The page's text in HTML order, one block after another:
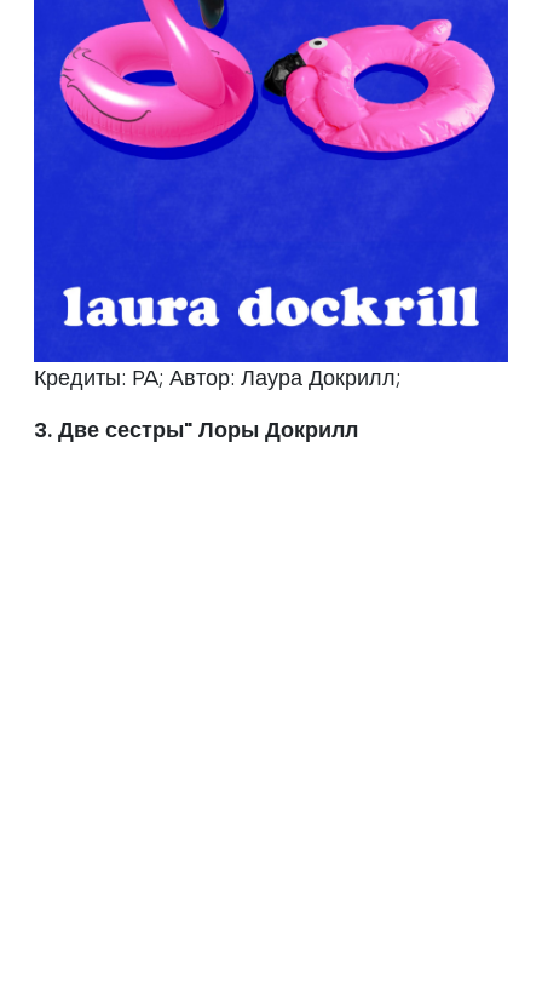
Кредиты: PA; Автор: Лаура Докрилл;
3. Две сестры" Лоры Докрилл